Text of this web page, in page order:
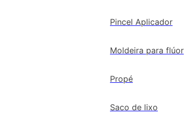
Pincel Aplicador
Moldeira para flúor
Propé
Saco de lixo